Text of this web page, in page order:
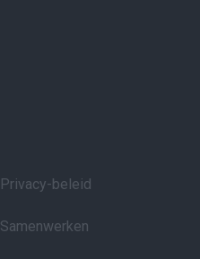
Privacy-beleid
Samenwerken